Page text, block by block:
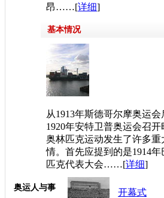
昂……[详细]
基本情况
从1913年斯德哥尔摩奥运会
1920年安特卫普奥运会召
奥林匹克运动发生了许多重
情。首先应提到的是1914年
匹克代表大会……[详细]
奥运人与事 开幕式